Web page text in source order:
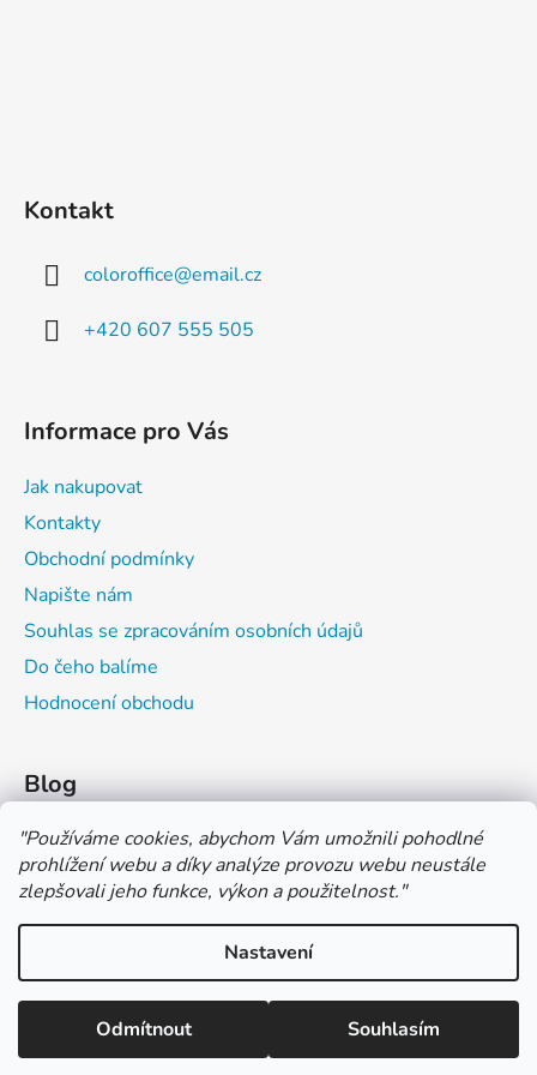
"Používáme cookies, abychom Vám umožnili pohodlné
prohlížení webu a díky analýze provozu webu neustále
zlepšovali jeho funkce, výkon a použitelnost."
Nastavení
Odmítnout Souhlasím
*** TUČNĚ ZVÝRAZNĚNÁ CENA U PRODUKTU JE CENA BEZ DPH
*** Vážení zákazníci, pokud při objednávce zvolíte platbu "PLATBA
NA FAKTURU (PLATBA PŘEDEM)" NEPLAŤTE prosím za zboží
ihned po ukončení objednávky. PLATEBNÍ ÚDAJE VÁM BUDOU
Kontakt
coloroffice@email.cz
+420 607 555 505
Informace pro Vás
Jak nakupovat
Kontakty
Obchodní podmínky
Napište nám
Souhlas se zpracováním osobních údajů
Do čeho balíme
Hodnocení obchodu
Blog
Čím můžeš psát do sešitu?
Jak na číslování sešitů
Značení tvrdosti grafitových tužek
Vytvořil Shoptet
Copyright 2026COLOR OFFICE s.r.o.. Všechna práva
vyhrazena.Upravit nastavení cookies